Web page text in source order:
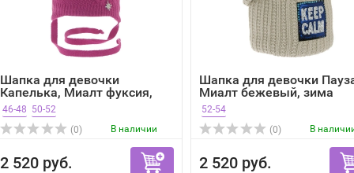
Шапка для девочки
Капелька, Миалт фуксия,
зима
46-48 50-52
(0)
В наличии
2 520 руб.
Шапка для девочки
Миалт бежевый, зима
52-54
(0)
В
2 520 руб.